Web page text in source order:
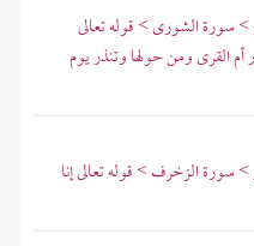
سورة الشورى > قوله تعالى
أم القرى ومن حولها وتنذر يوم
سورة الزخرف > قوله تعالى إنا